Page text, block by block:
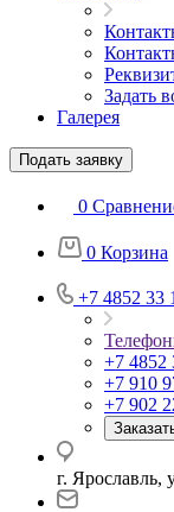
Задать
Галерея
Подать заявку
0
0 Корзина
+7 4852 33
+7 4852
+7 910
+7 902
г. Ярославль,